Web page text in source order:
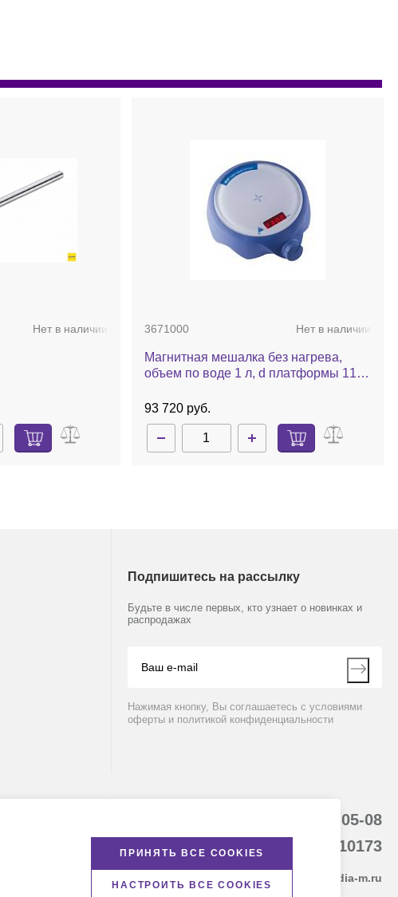
Нет в наличии 3671000 Нет в наличии
Магнитная мешалка без нагрева,
объем по воде 1 л, d платформы 115
white
93 720 руб.
Подпишитесь на рассылку
Будьте в числе первых, кто узнает о новинках и
распродажах
Нажимая кнопку, Вы соглашаетесь с условиями
оферты и политикой конфиденциальности
8 (800) 234-05-08
(+374 94) 010173
armenia@dia-m.ru
ПРИНЯТЬ ВСЕ COOKIES
НАСТРОИТЬ ВСЕ COOKIES